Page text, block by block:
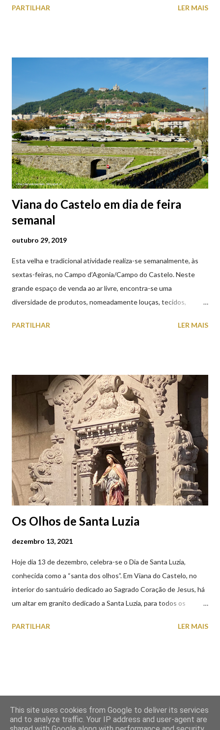
subterrâneos) perto do centro da cidade (entenda-se por
subterrâneos. O Parque da Estação Viana Shopping é grátis de
2ª a 5ª feira a partir das 20:00 (DIAS ÚTEIS)
PARTILHAR LER MAIS
Viana do Castelo em dia de feira
semanal
outubro 29, 2019
Esta velha e tradicional atividade realiza-se semanalmente, às
sextas-feiras, no Campo d’Agonia/Campo do Castelo. Neste
grande espaço de venda ao ar livre, encontra-se uma
diversidade de produtos, nomeadamente louças, tecidos,
cobres entre muitos outros. Horário de funcionamento | Verão
(2019.10.25) Feira Semanal em Viana do Castelo (2019.10.25)
Feira Semanal em Viana do Castelo (2019.10.25) Feira Semanal
em Viana do Castelo (2019.10.25) Feira Semanal em Viana do
Castelo (2019.10.25) Feira Semanal em Viana do Castelo
(2019.10.25)
PARTILHAR LER MAIS
Os Olhos de Santa Luzia
dezembro 13, 2021
Hoje dia 13 de dezembro, celebra-se o Dia de Santa Luzia,
conhecida como a “santa dos olhos”. Em Viana do Castelo, no
interior do santuário dedicado ao Sagrado Coração de Jesus, há
um altar em granito dedicado a Santa Luzia, para todos os
uma capela dedicada a Santa Luzia construída no cimo do monte
Siracusa) conta que esta jovem italiana venerada pelos católicos,
sofreu perseguições por ser cristã. De acordo com a lenda,
PARTILHAR LER MAIS
This site uses cookies from Google to deliver its services
and to analyze traffic. Your IP address and user-agent are